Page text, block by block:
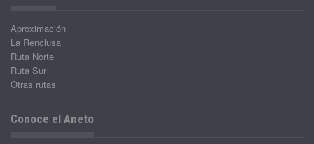
Aproximación
La Renclusa
Ruta Norte
Ruta Sur
Otras rutas
Conoce el Aneto